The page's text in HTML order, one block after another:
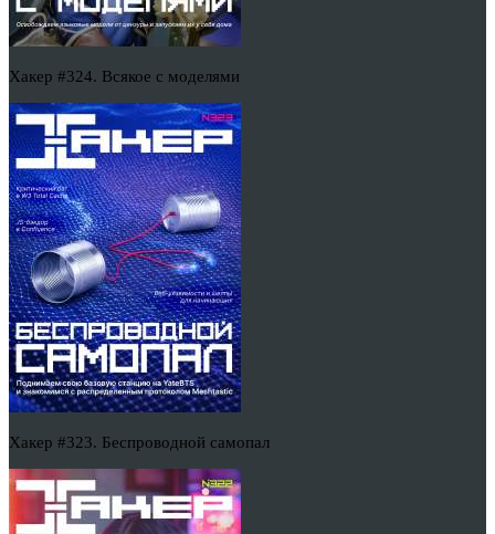
Хакер #324. Всякое с моделями
Хакер #323. Беспроводной самопал